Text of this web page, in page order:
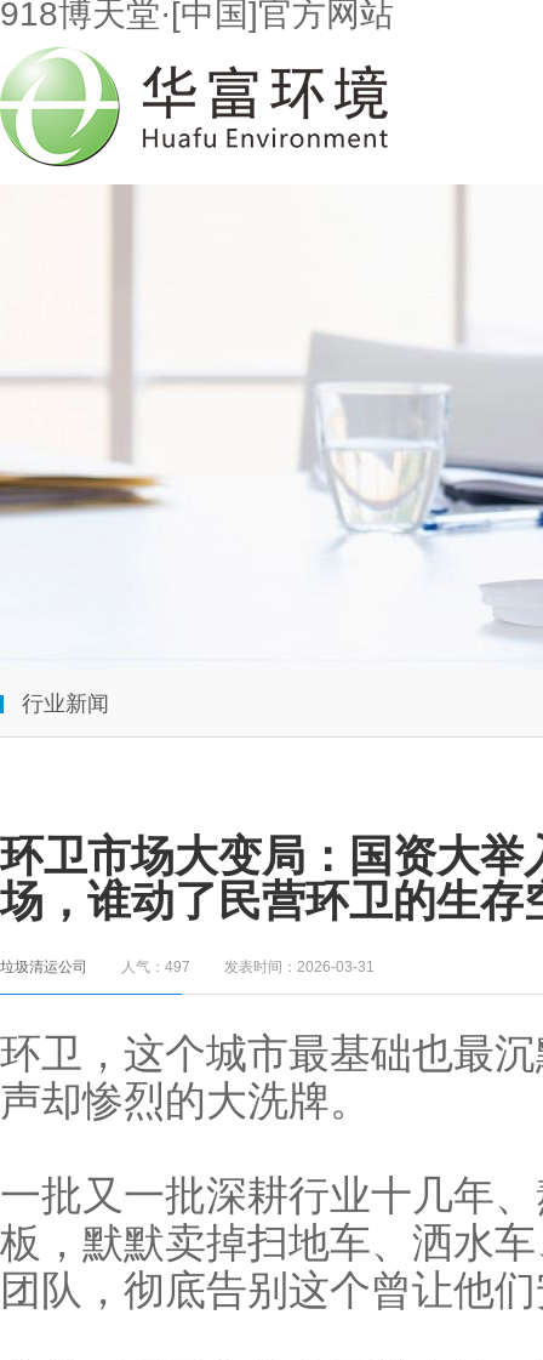
918博天堂·[中国]官方网站
行业新闻
环卫市场大变局：国资大举
场，谁动了民营环卫的生存
垃圾清运公司 人气：497 发表时间：2026-03-31
环卫，这个城市最基础也最
声却惨烈的大洗牌。
一批又一批深耕行业十
板，默默卖掉扫地车、洒水
团队，彻底告别这个曾让他